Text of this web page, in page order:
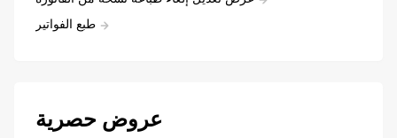
طبع الفواتير
عروض حصرية